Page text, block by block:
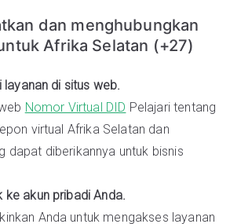
dan menghubungkan
Afrika Selatan (+27)
di situs web.
Nomor Virtual DID Pelajari tentang
virtual Afrika Selatan dan
dapat diberikannya untuk bisnis
ke akun pribadi Anda.
Anda untuk mengakses layanan